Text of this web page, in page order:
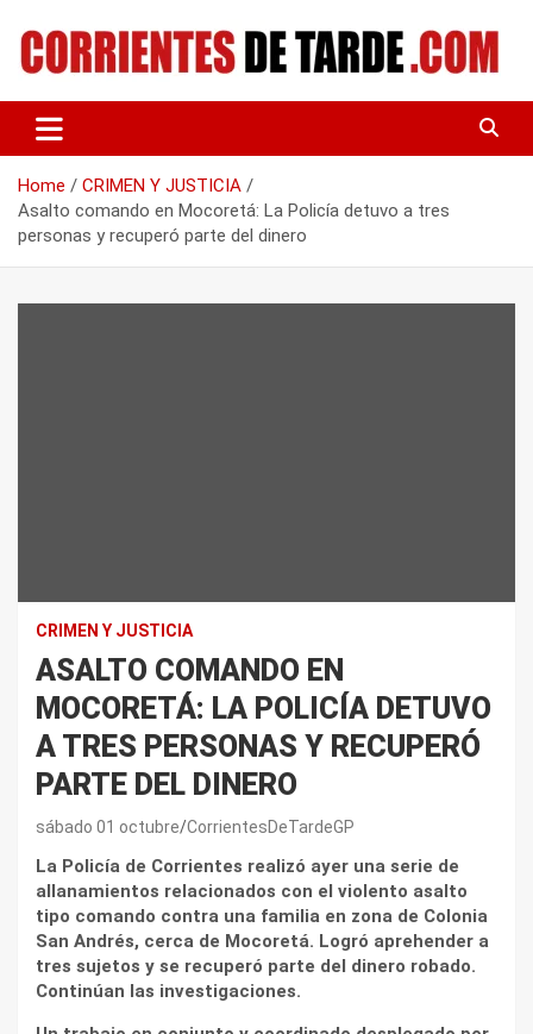
content
CORRIENTES DE TARDE
Home
CRIMEN Y JUSTICIA
Asalto comando en Mocoretá: La Policía detuvo a tres
personas y recuperó parte del dinero
CRIMEN Y JUSTICIA
ASALTO COMANDO EN
MOCORETÁ: LA POLICÍA DETUVO
A TRES PERSONAS Y RECUPERÓ
PARTE DEL DINERO
sábado 01 octubre CorrientesDeTardeGP
La Policía de Corrientes realizó ayer una serie de
allanamientos relacionados con el violento asalto
tipo comando contra una familia en zona de Colonia
San Andrés, cerca de Mocoretá. Logró aprehender a
tres sujetos y se recuperó parte del dinero robado.
Continúan las investigaciones.